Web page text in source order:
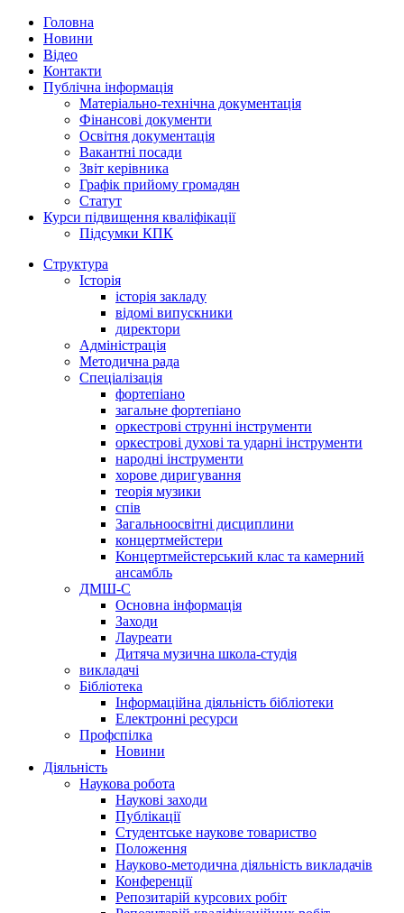
Головна
Новини
Відео
Контакти
Публічна інформація
Матеріально-технічна документація
Фінансові документи
Освітня документація
Вакантні посади
Звіт керівника
Графік прийому громадян
Статут
Курси підвищення кваліфікації
Підсумки КПК
Структура
Історія
історія закладу
відомі випускники
директори
Адміністрація
Методична рада
Спеціалізація
фортепіано
загальне фортепіано
оркестрові струнні інструменти
оркестрові духові та ударні інструменти
народні інструменти
хорове диригування
теорія музики
спів
Загальноосвітні дисциплини
концертмейстери
Концертмейстерський клас та камерний
ансамбль
ДМШ-С
Основна інформація
Заходи
Лауреати
Дитяча музична школа-студія
викладачі
Бібліотека
Інформаційна діяльність бібліотеки
Електронні ресурси
Профспілка
Новини
Діяльність
Наукова робота
Наукові заходи
Публікації
Студентське наукове товариство
Положення
Науково-методична діяльність викладачів
Конференції
Репозитарій курсових робіт